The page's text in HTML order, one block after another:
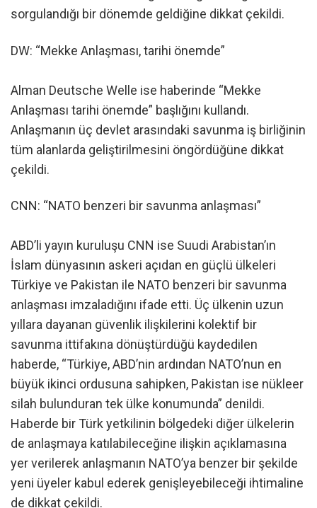
sorgulandığı bir dönemde geldiğine dikkat çekildi.
DW: “Mekke Anlaşması, tarihi önemde”
Alman Deutsche Welle ise haberinde “Mekke
Anlaşması tarihi önemde” başlığını kullandı.
Anlaşmanın üç devlet arasındaki savunma iş birliğinin
tüm alanlarda geliştirilmesini öngördüğüne dikkat
çekildi.
CNN: “NATO benzeri bir savunma anlaşması”
ABD’li yayın kuruluşu CNN ise Suudi Arabistan’ın
İslam dünyasının askeri açıdan en güçlü ülkeleri
Türkiye ve Pakistan ile NATO benzeri bir savunma
anlaşması imzaladığını ifade etti. Üç ülkenin uzun
yıllara dayanan güvenlik ilişkilerini kolektif bir
savunma ittifakına dönüştürdüğü kaydedilen
haberde, “Türkiye, ABD’nin ardından NATO’nun en
büyük ikinci ordusuna sahipken, Pakistan ise nükleer
silah bulunduran tek ülke konumunda” denildi.
Haberde bir Türk yetkilinin bölgedeki diğer ülkelerin
de anlaşmaya katılabileceğine ilişkin açıklamasına
yer verilerek anlaşmanın NATO’ya benzer bir şekilde
yeni üyeler kabul ederek genişleyebileceği ihtimaline
de dikkat çekildi.